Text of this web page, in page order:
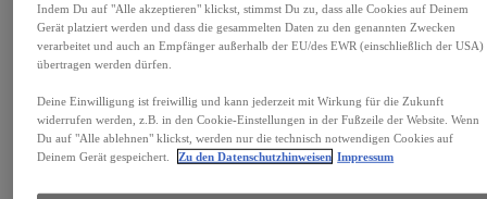
Indem Du auf "Alle akzeptieren" klickst, stimmst Du zu, dass alle Cookies auf Deinem
Gerät platziert werden und dass die gesammelten Daten zu den genannten Zwecken
verarbeitet und auch an Empfänger außerhalb der EU/des EWR (einschließlich der USA)
übertragen werden dürfen.
Deine Einwilligung ist freiwillig und kann jederzeit mit Wirkung für die Zukunft
widerrufen werden, z.B. in den Cookie-Einstellungen in der Fußzeile der Website. Wenn
Du auf "Alle ablehnen" klickst, werden nur die technisch notwendigen Cookies auf
Deinem Gerät gespeichert.
Zu den Datenschutzhinweisen Impressum